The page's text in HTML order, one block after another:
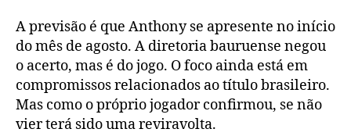
A previsão é que Anthony se apresente no início
do mês de agosto. A diretoria bauruense negou
o acerto, mas é do jogo. O foco ainda está em
compromissos relacionados ao título brasileiro.
Mas como o próprio jogador confirmou, se não
vier terá sido uma reviravolta.